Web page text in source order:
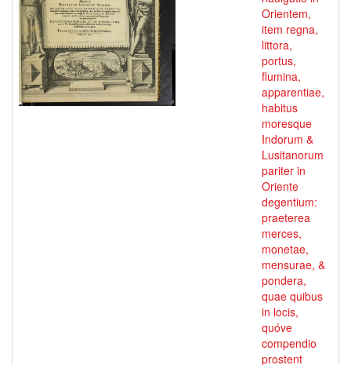
Orientem,
item regna,
littora,
portus,
flumina,
apparentiae,
habitus
moresque
Indorum &
Lusitanorum
pariter in
Oriente
degentium:
praeterea
merces,
monetae,
mensurae, &
pondera,
quae quibus
in locis,
quóve
compendio
prostent